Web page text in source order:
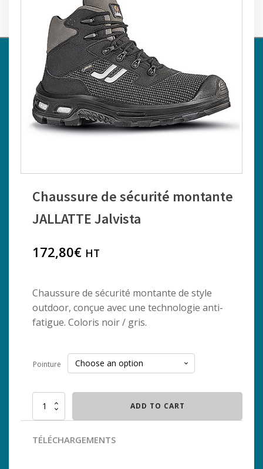
CHAUSSURES ET BOTTES
AZIMUT TOPO›BOUTIQUE›EPI›CHAUSSURES ET
BOTTES›Chaussure de sécurité montante
JALLATTE Jalvista
Chaussure de sécurité montante
JALLATTE Jalvista
172,80€ HT
Chaussure de sécurité montante de style
outdoor, conçue avec une technologie anti-
fatigue. Coloris noir / gris.
Pointure
Chaussure
montante
ADD TO CART
TÉLÉCHARGEMENTS